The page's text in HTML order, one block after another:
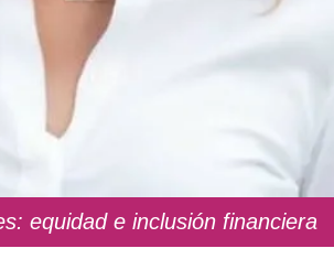
equidad e inclusión financiera